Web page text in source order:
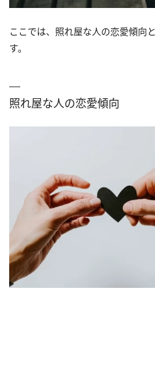
ここでは、照れ屋な人の恋愛傾向
す。
照れ屋な人の恋愛傾向